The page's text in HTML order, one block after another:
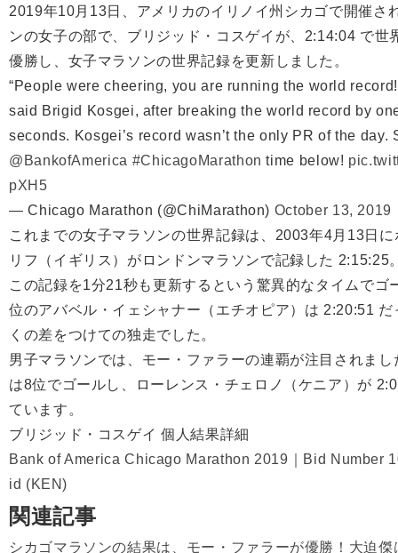
2019年10月13日、アメリカのイリノイ州シカゴで開催さ
ンの女子の部で、ブリジッド・コスゲイが、 2:14:04 で世
優勝し、女子マラソンの世界記録を更新しました。
“People were cheering, you are running the world
said Brigid Kosgei, after breaking the world record by
seconds. Kosgei’s record wasn’t the only PR of the day.
@BankofAmerica #ChicagoMarathon time below!
pXH5
— Chicago Marathon (@ChiMarathon) October 13, 2019
これまでの女子マラソンの世界記録は、2003年4月13日
リフ（イギリス）がロンドンマラソンで記録した 2:15:25
この記録を1分21秒も更新するという驚異的なタイムでゴ
位のアバベル・イェシャナー（エチオピア）は 2:20:51 だ
くの差をつけての独走でした。
男子マラソンでは、モー・ファラーの連覇が注目されま
は8位でゴールし、ローレンス・チェロノ（ケニア）が
ています。
ブリジッド・コスゲイ 個人結果詳細
Bank of America Chicago Marathon 2019｜Bid Number
id (KEN)
関連記事
シカゴマラソンの結果は、モー・ファラーが優勝！大迫